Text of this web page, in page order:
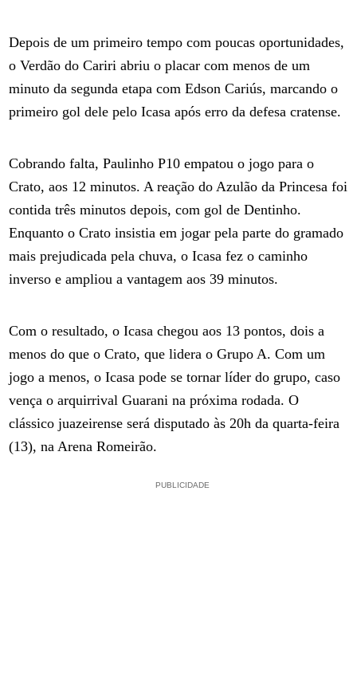
Depois de um primeiro tempo com poucas oportunidades,
o Verdão do Cariri abriu o placar com menos de um
minuto da segunda etapa com Edson Cariús, marcando o
primeiro gol dele pelo Icasa após erro da defesa cratense.
Cobrando falta, Paulinho P10 empatou o jogo para o
Crato, aos 12 minutos. A reação do Azulão da Princesa foi
contida três minutos depois, com gol de Dentinho.
Enquanto o Crato insistia em jogar pela parte do gramado
mais prejudicada pela chuva, o Icasa fez o caminho
inverso e ampliou a vantagem aos 39 minutos.
Com o resultado, o Icasa chegou aos 13 pontos, dois a
menos do que o Crato, que lidera o Grupo A. Com um
jogo a menos, o Icasa pode se tornar líder do grupo, caso
vença o arquirrival Guarani na próxima rodada. O
clássico juazeirense será disputado às 20h da quarta-feira
(13), na Arena Romeirão.
PUBLICIDADE